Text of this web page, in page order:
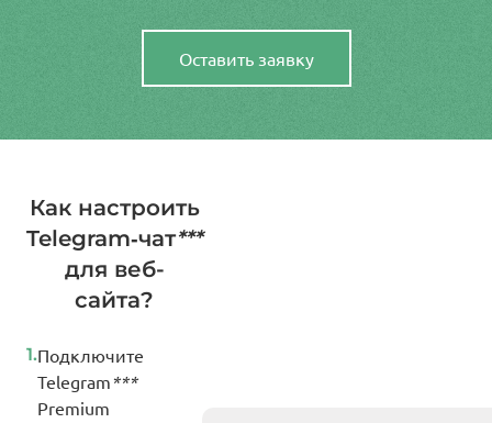
Оставить заявку
Как настроить
Telegram‑чат***
для веб-
сайта?
1.Подключите
Telegram***
Premium